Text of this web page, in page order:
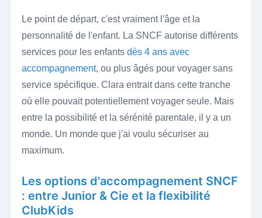
Le point de départ, c'est vraiment l'âge et la
personnalité de l'enfant. La SNCF autorise différents
services pour les enfants dès 4 ans avec
accompagnement, ou plus âgés pour voyager sans
service spécifique. Clara entrait dans cette tranche
où elle pouvait potentiellement voyager seule. Mais
entre la possibilité et la sérénité parentale, il y a un
monde. Un monde que j'ai voulu sécuriser au
maximum.
Les options d'accompagnement SNCF
: entre Junior & Cie et la flexibilité
ClubKids